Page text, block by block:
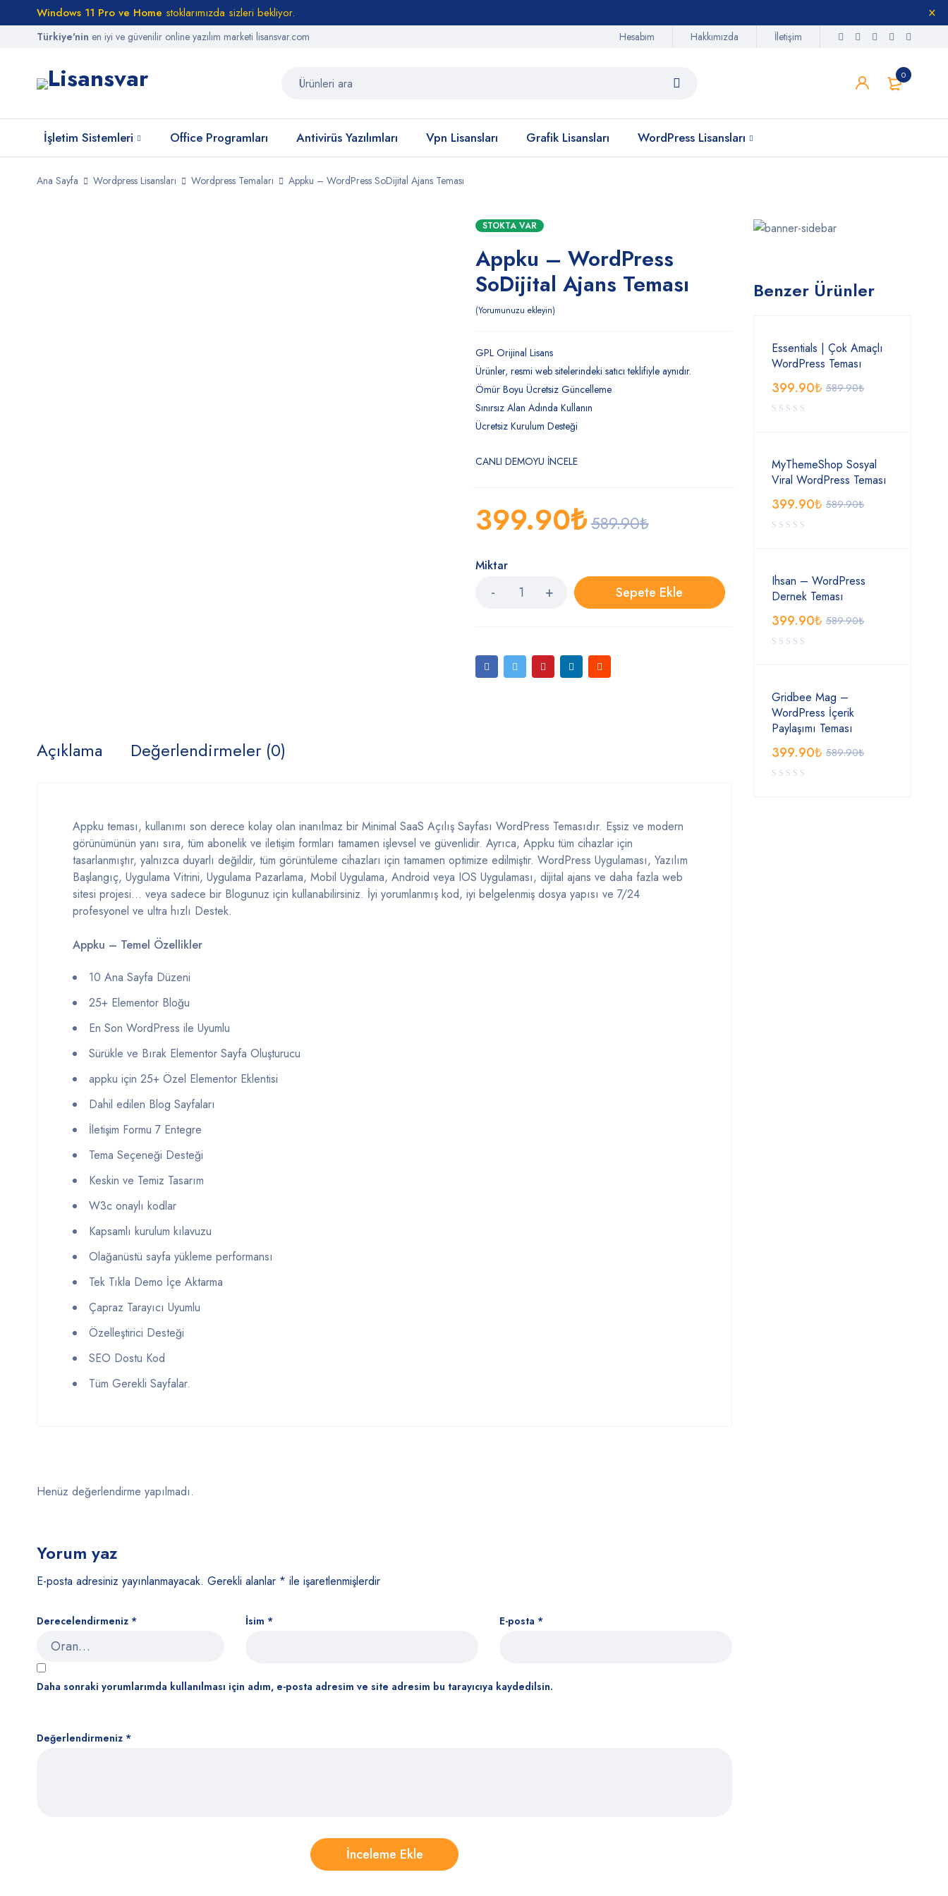
Windows 11 Pro ve Home stoklarımızda sizleri bekliyor.
Türkiye'nin en iyi ve güvenilir online yazılım marketi lisansvar.com Hesabım Hakkımızda İletişim
0
İşletim Sistemleri Office Programları Antivirüs Yazılımları Vpn Lisansları Grafik Lisansları WordPress Lisansları
Ana Sayfa Wordpress Lisansları Wordpress Temaları Appku – WordPress SoDijital Ajans Teması
STOKTA VAR
Appku – WordPress
SoDijital Ajans Teması
Yorumunuzu ekleyin
GPL Orijinal Lisans
Ürünler, resmi web sitelerindeki satıcı teklifiyle aynıdır.
Ömür Boyu Ücretsiz Güncelleme
Sınırsız Alan Adında Kullanın
Ücretsiz Kurulum Desteği
CANLI DEMOYU İNCELE
589.90₺
399.90₺
Miktar
Sepete Ekle
Açıklama Değerlendirmeler (0)
Appku teması, kullanımı son derece kolay olan inanılmaz bir Minimal SaaS Açılış Sayfası WordPress Temasıdır. Eşsiz ve modern
görünümünün yanı sıra, tüm abonelik ve iletişim formları tamamen işlevsel ve güvenlidir. Ayrıca, Appku tüm cihazlar için
tasarlanmıştır, yalnızca duyarlı değildir, tüm görüntüleme cihazları için tamamen optimize edilmiştir. WordPress Uygulaması, Yazılım
Başlangıç, Uygulama Vitrini, Uygulama Pazarlama, Mobil Uygulama, Android veya IOS Uygulaması, dijital ajans ve daha fazla web
sitesi projesi… veya sadece bir Blogunuz için kullanabilirsiniz. İyi yorumlanmış kod, iyi belgelenmiş dosya yapısı ve 7/24
profesyonel ve ultra hızlı Destek.
Appku – Temel Özellikler
10 Ana Sayfa Düzeni
25+ Elementor Bloğu
En Son WordPress ile Uyumlu
Sürükle ve Bırak Elementor Sayfa Oluşturucu
appku için 25+ Özel Elementor Eklentisi
Dahil edilen Blog Sayfaları
İletişim Formu 7 Entegre
Tema Seçeneği Desteği
Keskin ve Temiz Tasarım
W3c onaylı kodlar
Kapsamlı kurulum kılavuzu
Olağanüstü sayfa yükleme performansı
Tek Tıkla Demo İçe Aktarma
Çapraz Tarayıcı Uyumlu
Özelleştirici Desteği
SEO Dostu Kod
Tüm Gerekli Sayfalar.
Henüz değerlendirme yapılmadı.
Yorum yaz
E-posta adresiniz yayınlanmayacak. Gerekli alanlar * ile işaretlenmişlerdir
Derecelendirmeniz *
Değerlendirmeniz *
İsim * E-posta *
Daha sonraki yorumlarımda kullanılması için adım, e-posta adresim ve site adresim bu tarayıcıya kaydedilsin.
Benzer Ürünler
Essentials | Çok Amaçlı
WordPress Teması
589.90₺
399.90₺
MyThemeShop Sosyal
Viral WordPress Teması
589.90₺
399.90₺
Ihsan – WordPress
Dernek Teması
589.90₺
399.90₺
Gridbee Mag –
WordPress İçerik
Paylaşımı Teması
589.90₺
399.90₺